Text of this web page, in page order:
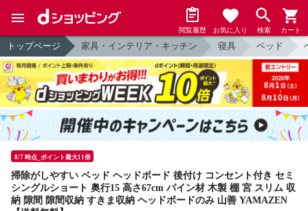
閲覧履歴 お気に入り 検索 カート
トップページ 家具・インテリア・キッチン 寝具 ベッド
8/7 時点_ポイント最大11倍
掃除がしやすい ベッド ヘッドボード 後付け コンセント付き セミ
シングルショート 奥行15 高さ67cm パイン材 木製 棚 宮 スリム 収
納 隙間 隙間収納 すきま収納 ヘッドボードのみ 山善 YAMAZEN